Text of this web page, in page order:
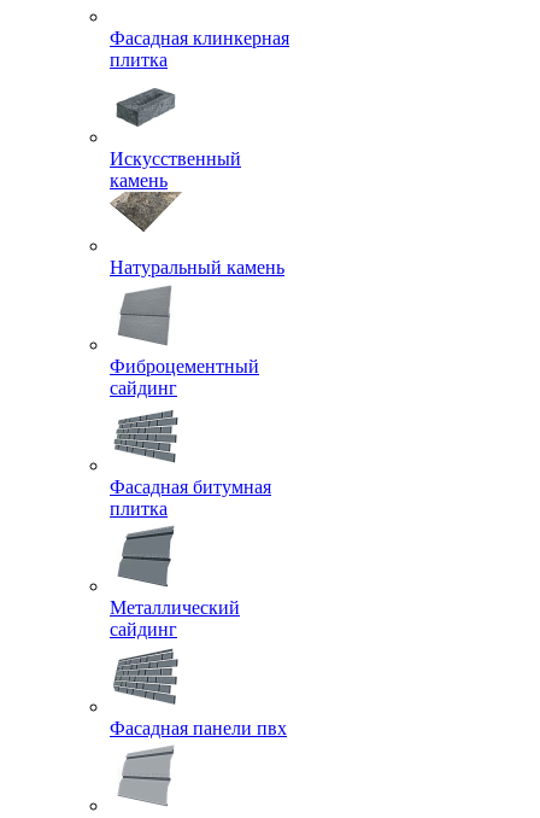
Фасадная клинкерная
плитка
Искусственный
камень
Натуральный камень
Фиброцементный
сайдинг
Фасадная битумная
плитка
Металлический
сайдинг
Фасадная панели пвх